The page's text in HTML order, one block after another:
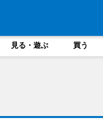
見る・遊ぶ 買う